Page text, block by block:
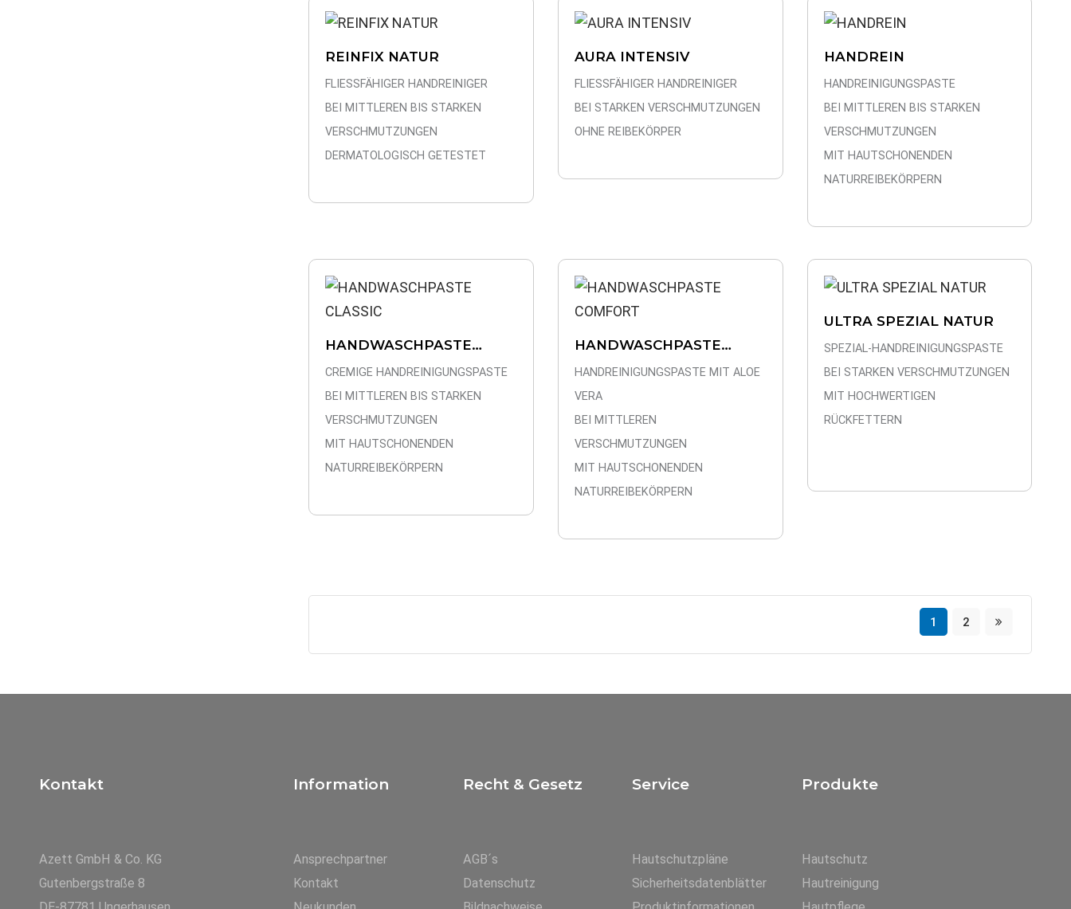
REINFIX NATUR
FLIESSFÄHIGER HANDREINIGER
BEI MITTLEREN BIS STARKEN
VERSCHMUTZUNGEN
DERMATOLOGISCH GETESTET
AURA INTENSIV
FLIESSFÄHIGER HANDREINIGER
BEI STARKEN VERSCHMUTZUNGEN
OHNE REIBEKÖRPER
HANDREIN
HANDREINIGUNGSPASTE
BEI MITTLEREN BIS STARKEN
VERSCHMUTZUNGEN
MIT HAUTSCHONENDEN
NATURREIBEKÖRPERN
HANDWASCHPASTE
CLASSIC
CREMIGE HANDREINIGUNGSPASTE
BEI MITTLEREN BIS STARKEN
VERSCHMUTZUNGEN
MIT HAUTSCHONENDEN
NATURREIBEKÖRPERN
HANDWASCHPASTE
COMFORT
HANDREINIGUNGSPASTE MIT ALOE
VERA
BEI MITTLEREN
VERSCHMUTZUNGEN
MIT HAUTSCHONENDEN
NATURREIBEKÖRPERN
ULTRA SPEZIAL NATUR
SPEZIAL-HANDREINIGUNGSPASTE
BEI STARKEN VERSCHMUTZUNGEN
MIT HOCHWERTIGEN
RÜCKFETTERN
1 2
Kontakt
Azett GmbH & Co. KG
Gutenbergstraße 8
Information
Ansprechpartner
Kontakt
Recht & Gesetz
AGB´s
Datenschutz
Service
Hautschutzpläne
Sicherheitsdatenblätter
Produkte
Hautschutz
Hautreinigung